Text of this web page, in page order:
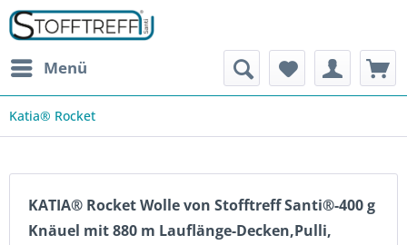
Menü
Katia® Rocket
KATIA® Rocket Wolle von Stofftreff Santi®-400 g
Knäuel mit 880 m Lauflänge-Decken,Pulli,